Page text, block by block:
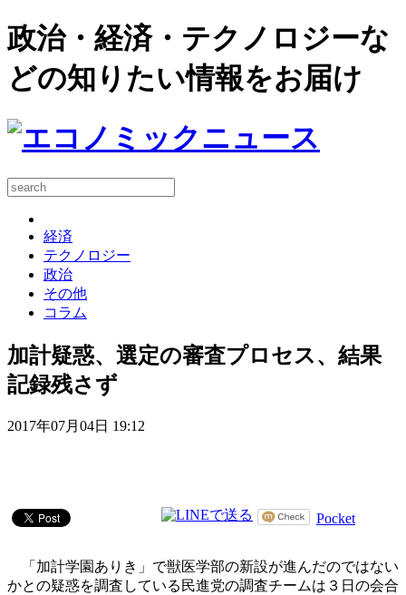
政治・経済・テクノロジーな
どの知りたい情報をお届け
経済
テクノロジー
政治
その他
コラム
加計疑惑、選定の審査プロセス、結果
記録残さず
2017年07月04日 19:12
Pocket
「加計学園ありき」で獣医学部の新設が進んだのではない
かとの疑惑を調査している民進党の調査チームは３日の会合